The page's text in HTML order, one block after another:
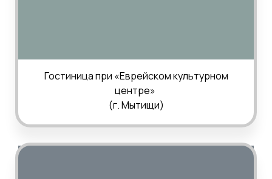
Гостиница при «Еврейском культурном
центре»
(г.Мытищи)